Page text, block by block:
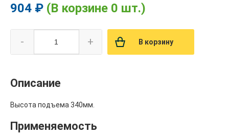
904 ₽ (В корзине 0 шт.)
- + В корзину
Описание
Высота подъема 340мм.
Применяемость